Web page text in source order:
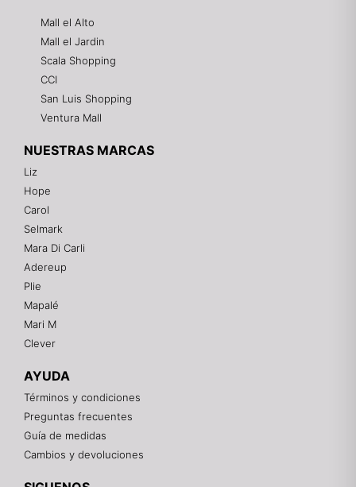
Mall el Alto
Mall el Jardin
Scala Shopping
CCI
San Luis Shopping
Ventura Mall
NUESTRAS MARCAS
Liz
Hope
Carol
Selmark
Mara Di Carli
Adereup
Plie
Mapalé
Mari M
Clever
AYUDA
Términos y condiciones
Preguntas frecuentes
Guía de medidas
Cambios y devoluciones
¡Hola! 👋
Gracias por visitarnos. Te asesoramos
personalmente con tu compra: tallas, envíos y
pagos.
Recuerda: 10% de descuento en tu primera compra
Contáctanos por el canal que prefieras 💕
WhatsApp
Instagram